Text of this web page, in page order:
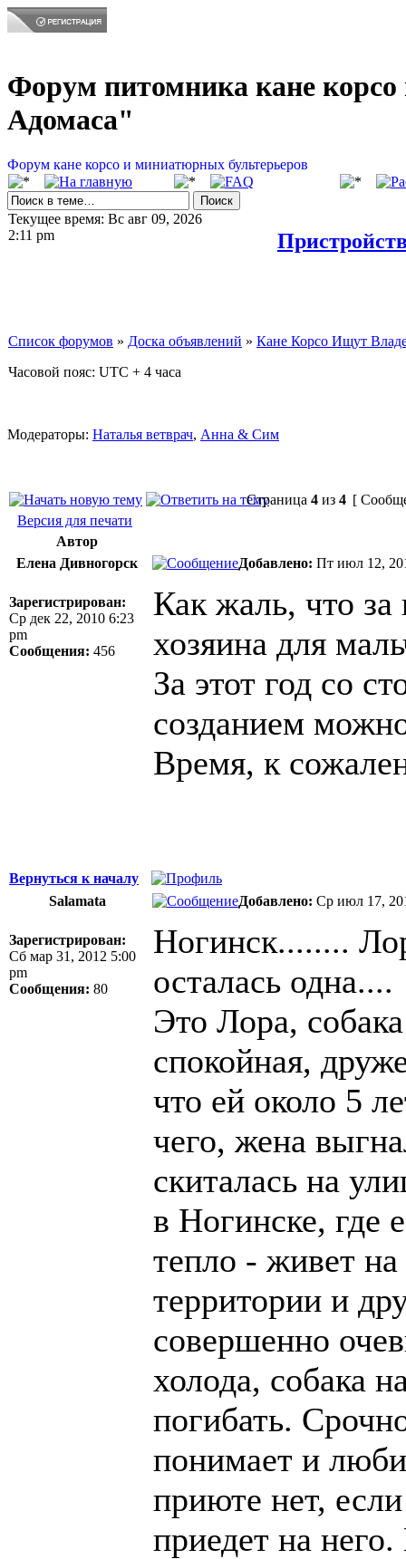
Форум питомника кане
Адомаса"
Форум кане корсо и миниатюрных бультерьеров
Текущее время: Вс авг 09, 2026
2:11 pm
Список форумов » Доска объявлений » Кане Корсо Ищут
Часовой пояс: UTC + 4 часа
Модераторы: Наталья ветврач, Анна & Сим
Страница 4 из 4 [
Версия для печати
Автор
Елена Дивногорск
Добавлено: Пт июл 12,
Зарегистрирован:
Ср дек 22, 2010 6:23
pm
Сообщения: 456
Как жаль, что за
хозяина для
За этот год со
созданием
Время, к
Вернуться к началу
Salamata
Добавлено: Ср июл 17,
Зарегистрирован:
Сб мар 31, 2012 5:00
pm
Сообщения: 80
Ногинск........
осталась одна....
Это Лора,
спокойная,
что ей около 5
чего, жена
скиталась на
в Ногинске, где
тепло - живет на
территории и
совершенно
холода, собака
погибать.
понимает и
приюте нет,
приедет на